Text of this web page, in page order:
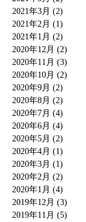
2021年3月 (2)
2021年2月 (1)
2021年1月 (2)
2020年12月 (2)
2020年11月 (3)
2020年10月 (2)
2020年9月 (2)
2020年8月 (2)
2020年7月 (4)
2020年6月 (4)
2020年5月 (2)
2020年4月 (1)
2020年3月 (1)
2020年2月 (2)
2020年1月 (4)
2019年12月 (3)
2019年11月 (5)